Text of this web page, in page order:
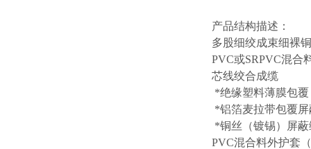
产品结构描述：
多股细绞成束细裸
PVC或SRPVC混合
芯线绞合成缆
*绝缘塑料薄膜包覆
*铝箔麦拉带包覆屏
*铜丝（镀锡）屏
PVC混合料外护套